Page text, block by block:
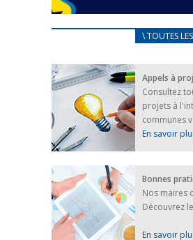
CARNET D’ACCUEIL
25 avril 2022
Afin d’accompagner au mieux
ukrainiens arrivés en France,...
FEUILLETER
\ TOUTES
Appels à
Consultez
projets à
communes
En savoir
Bonnes
Nos maires
Découvrez
En savoir